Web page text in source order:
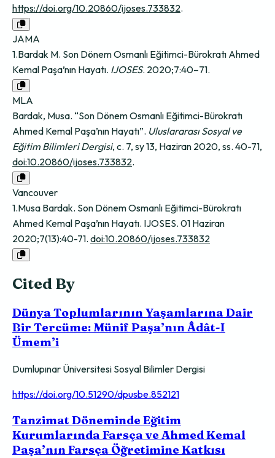
https://doi.org/10.20860/ijoses.733832.
JAMA
1.Bardak M. Son Dönem Osmanlı Eğitimci-Bürokratı Ahmed
Kemal Paşa’nın Hayatı. IJOSES. 2020;7:40–71.
MLA
Bardak, Musa. “Son Dönem Osmanlı Eğitimci-Bürokratı
Ahmed Kemal Paşa’nın Hayatı”. Uluslararası Sosyal ve
Eğitim Bilimleri Dergisi, c. 7, sy 13, Haziran 2020, ss. 40-71,
doi:10.20860/ijoses.733832.
Vancouver
1.Musa Bardak. Son Dönem Osmanlı Eğitimci-Bürokratı
Ahmed Kemal Paşa’nın Hayatı. IJOSES. 01 Haziran
2020;7(13):40-71. doi:10.20860/ijoses.733832
Cited By
Dünya Toplumlarının Yaşamlarına Dair
Bir Tercüme: Münif Paşa’nın Âdât-I
Ümem’i
Dumlupınar Üniversitesi Sosyal Bilimler Dergisi
https://doi.org/10.51290/dpusbe.852121
Tanzimat Döneminde Eğitim
Kurumlarında Farsça ve Ahmed Kemal
Paşa’nın Farsça Öğretimine Katkısı